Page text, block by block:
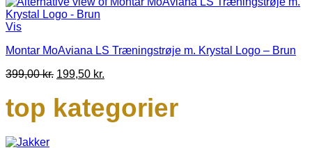
Vis
Montar MoAviana LS Træningstrøje m. Krystal Logo – Brun
399,00kr. Den
pris
var:
199,50 kr.
er:
199,50 kr..
top kategorier